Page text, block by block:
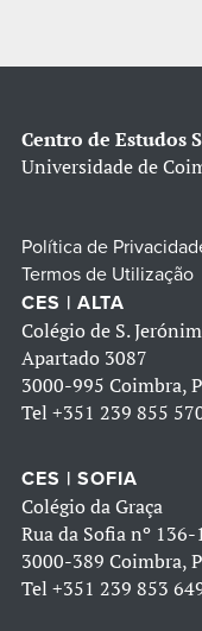
Centro de Estudos
Universidade de
Política de
Termos de Utilização
CES | ALTA
Colégio de S.
Apartado 3087
3000-995 Coimbra,
Tel +351 239 855
CES | SOFIA
Colégio da Graça
Rua da Sofia nº 136-
3000-389 Coimbra,
Tel +351 239 853